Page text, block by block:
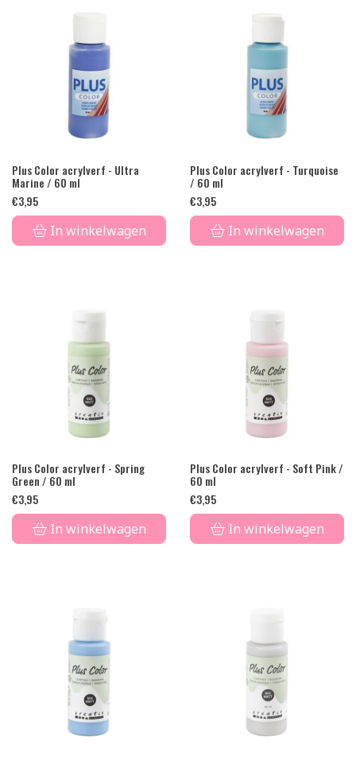
Plus Color acrylverf - Ultra
Marine / 60 ml
€3,95
In winkelwagen
Plus Color acrylverf - Turquoise
/ 60 ml
€3,95
In winkelwagen
Plus Color acrylverf - Spring
Green / 60 ml
€3,95
In winkelwagen
Plus Color acrylverf - Soft Pink /
60 ml
€3,95
In winkelwagen